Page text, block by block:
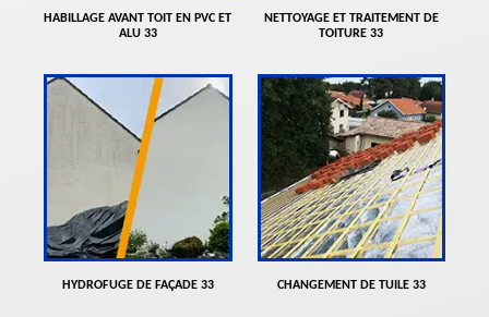
HABILLAGE AVANT TOIT EN PVC ET
ALU 33
NETTOYAGE ET TRAITEMENT DE
TOITURE 33
HYDROFUGE DE FAÇADE 33 CHANGEMENT DE TUILE 33